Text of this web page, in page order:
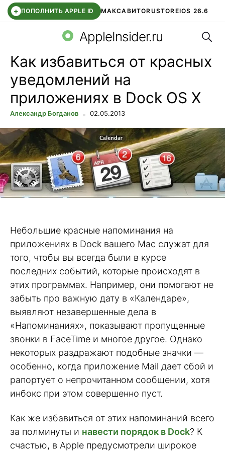
+ ПОПОЛНИТЬ APPLE ID МАКСАВИТОRUSTOREIOS 26.6
СБЕР КИДС ВТБ ОНЛАЙН ЧАТ В ROBLOX
AppleInsider.ru
Как избавиться от красных
уведомлений на
приложениях в Dock OS X
Александр Богданов 02.05.2013
Небольшие красные напоминания на
приложениях в Dock вашего Mac служат для
того, чтобы вы всегда были в курсе
последних событий, которые происходят в
этих программах. Например, они помогают не
забыть про важную дату в «Календаре»,
выявляют незавершенные дела в
«Напоминаниях», показывают пропущенные
звонки в FaceTime и многое другое. Однако
некоторых раздражают подобные значки —
особенно, когда приложение Mail дает сбой и
рапортует о непрочитанном сообщении, хотя
инбокс при этом совершенно пуст.
Как же избавиться от этих напоминаний всего
за полминуты и навести порядок в Dock? К
счастью, в Apple предусмотрели широкое